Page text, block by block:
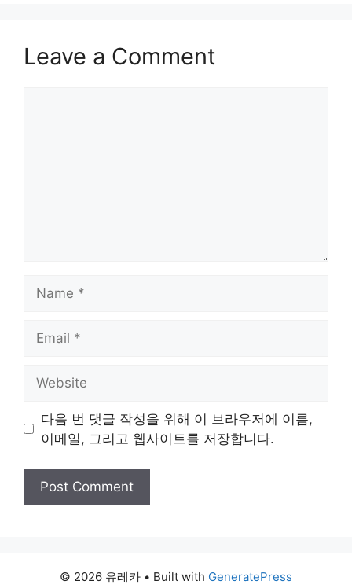
Leave a Comment
다음 번 댓글 작성을 위해 이 브라우저에 이름,
이메일, 그리고 웹사이트를 저장합니다.
© 2026 유레카 • Built with GeneratePress